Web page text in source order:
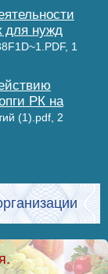
для нужд
1
РК на
(1).pdf, 2